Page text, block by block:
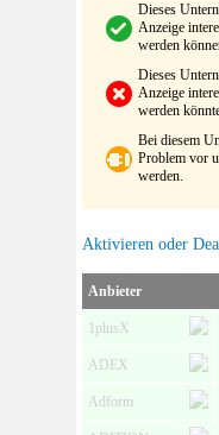
Dieses
Anzeige
werden
Dieses
Anzeige
werden
Bei diesem
Problem vor
werden.